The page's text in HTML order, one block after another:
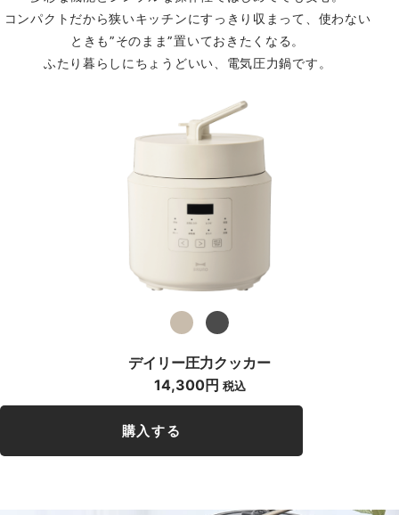
コンパクトだから狭いキッチンにすっきり収まって、使わない
ときも”そのまま”置いておきたくなる。
ふたり暮らしにちょうどいい、電気圧力鍋です。
デイリー圧力クッカー
14,300円 税込
購入する